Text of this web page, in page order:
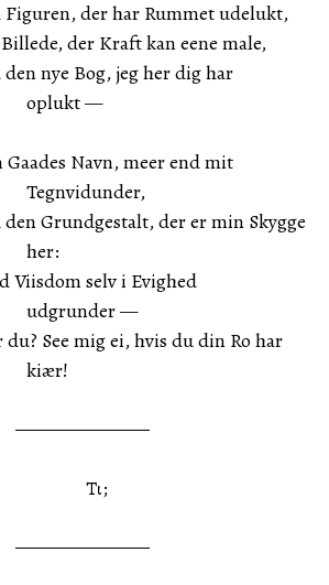
der har Rummet udelukt,
der Kraft kan eene male,
nye Bog, jeg her dig har
oplukt —
Navn, meer end mit
Tegnvidunder,
Grundgestalt, der er min Skygge
her:
Viisdom selv i Evighed
udgrunder —
See mig ei, hvis du din Ro har
kiær!
Τι;